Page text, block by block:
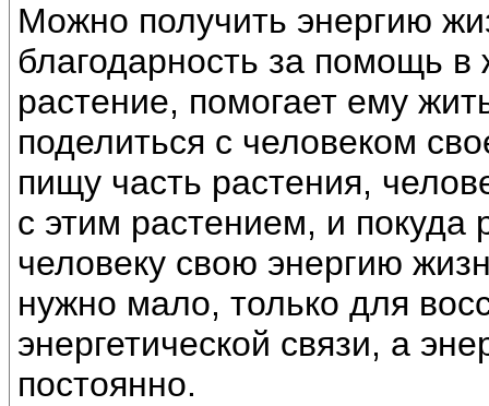
Можно получить энергию
благодарность за помощь
растение, помогает ему
поделиться с человеком
пищу часть растения,
с этим растением, и
человеку свою энергию
нужно мало, только для
энергетической связи, а
постоянно.